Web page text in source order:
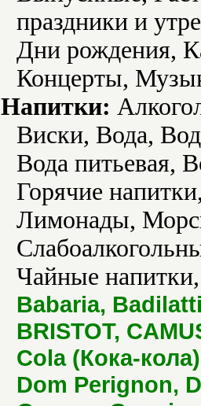
праздники и
Дни рождения,
Концерты,
Напитки:
Виски, Вода,
Вода питьевая,
Горячие
Лимонады,
Чайные
Babaria,
BRISTOT,
Cola (Кока-
Dom Perignon,